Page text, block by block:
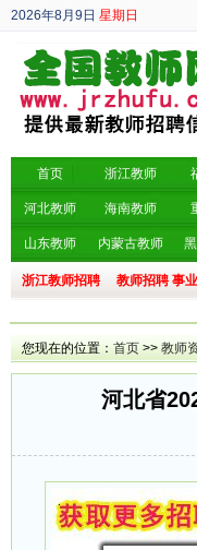
2026年8月9日 星期日
丙午年 六月廿七
首页 浙江教师
河北教师 海南教师
山东教师 内蒙古教师
浙江教师招聘 教师招聘 事
您现在的位置： 首页 >> 教师
河北省